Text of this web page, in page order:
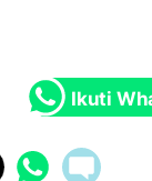
Ikuti